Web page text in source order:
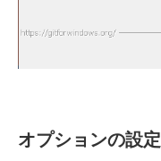
オプションの設定